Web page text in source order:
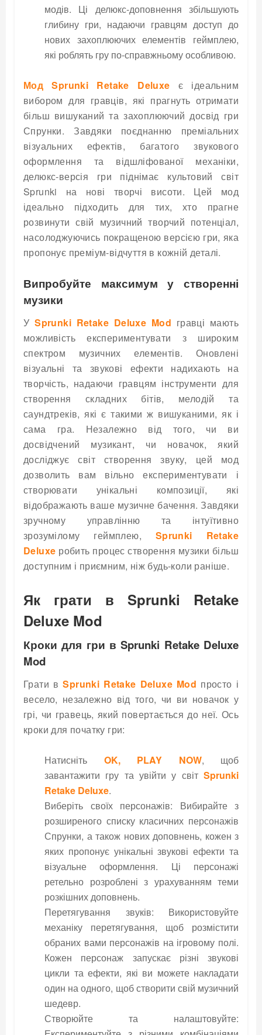
модів. Ці делюкс-доповнення збільшують
глибину гри, надаючи гравцям доступ до
нових захоплюючих елементів геймплею,
які роблять гру по-справжньому особливою.
Мод Sprunki Retake Deluxe є ідеальним
вибором для гравців, які прагнуть отримати
більш вишуканий та захоплюючий досвід гри
Спрунки. Завдяки поєднанню преміальних
візуальних ефектів, багатого звукового
оформлення та відшліфованої механіки,
делюкс-версія гри піднімає культовий світ
Sprunki на нові творчі висоти. Цей мод
ідеально підходить для тих, хто прагне
розвинути свій музичний творчий потенціал,
насолоджуючись покращеною версією гри, яка
пропонує преміум-відчуття в кожній деталі.
Випробуйте максимум у створенні
музики
УSprunki Retake Deluxe Mod гравці мають
можливість експериментувати з широким
спектром музичних елементів. Оновлені
візуальні та звукові ефекти надихають на
творчість, надаючи гравцям інструменти для
створення складних бітів, мелодій та
саундтреків, які є такими ж вишуканими, як і
сама гра. Незалежно від того, чи ви
досвідчений музикант, чи новачок, який
досліджує світ створення звуку, цей мод
дозволить вам вільно експериментувати і
створювати унікальні композиції, які
відображають ваше музичне бачення. Завдяки
зручному управлінню та інтуїтивно
зрозумілому геймплею, Sprunki Retake
Deluxe робить процес створення музики більш
доступним і приємним, ніж будь-коли раніше.
Як грати в Sprunki Retake
Deluxe Mod
Кроки для гри в Sprunki Retake Deluxe
Mod
Грати вSprunki Retake Deluxe Mod просто і
весело, незалежно від того, чи ви новачок у
грі, чи гравець, який повертається до неї. Ось
кроки для початку гри:
Натисніть OK, PLAY NOW, щоб
завантажити гру та увійти у світ Sprunki
Retake Deluxe.
Виберіть своїх персонажів: Вибирайте з
розширеного списку класичних персонажів
Спрунки, а також нових доповнень, кожен з
яких пропонує унікальні звукові ефекти та
візуальне оформлення. Ці персонажі
ретельно розроблені з урахуванням теми
розкішних доповнень.
Перетягування звуків: Використовуйте
механіку перетягування, щоб розмістити
обраних вами персонажів на ігровому полі.
Кожен персонаж запускає різні звукові
цикли та ефекти, які ви можете накладати
один на одного, щоб створити свій музичний
шедевр.
Створюйте та налаштовуйте: